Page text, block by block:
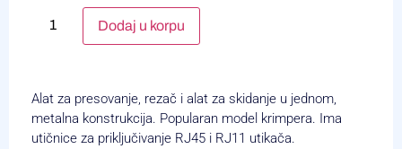
Dodaj u korpu
Alat za presovanje, rezač i alat za skidanje u jednom,
metalna konstrukcija. Popularan model krimpera. Ima
utičnice za priključivanje RJ45 i RJ11 utikača.